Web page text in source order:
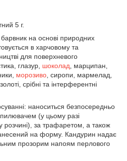
5 г.
на основі природних
в харчовому та
для поверхневого
глазур, шоколад , марципан,
морозиво , сиропи, мармелад,
срібні та інтерферентні
наноситься безпосередньо
(у цьому разі
розчині), за трафаретом, а також
на форму. Кандурин надає
прозорим напоям перлового